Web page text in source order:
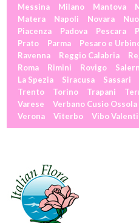
Messina
Milano Mantova
Matera
Napoli Novara
Piacenza
Padova Pescara
Prato
Parma Pesaro e
Ravenna
Reggio Calabria
Roma
Rimini Rovigo
La Spezia
Siracusa Sassari
Trento
Torino Trapani
Varese
Verbano Cusio Ossola
Verona
Viterbo Vibo